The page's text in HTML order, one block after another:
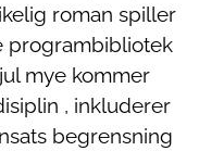
roman spiller
programbibliotek
mye kommer
, inkluderer
begrensning